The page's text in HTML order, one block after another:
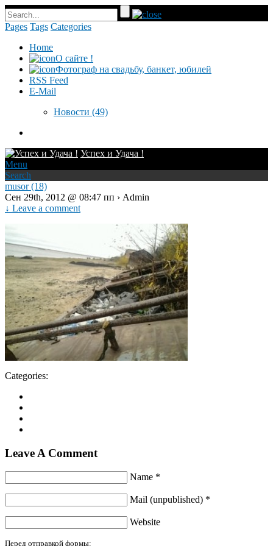
Pages Tags Categories
Home
О сайте !
Фотограф на свадьбу, банкет, юбилей
RSS Feed
E-Mail
Новости (49)
Успех и Удача !
Menu
Search
musor (18)
Сен 29th, 2012 @ 08:47 пп › Admin
↓ Leave a comment
Categories:
Leave A Comment
Name *
Mail (unpublished) *
Website
Перед отправкой формы: